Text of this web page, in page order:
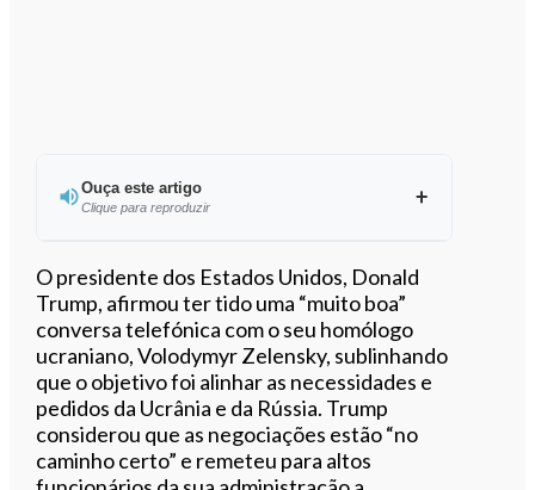
Ouça este artigo
Clique para reproduzir
Ouvir este artigo
O presidente dos Estados Unidos, Donald
Trump, afirmou ter tido uma “muito boa”
conversa telefónica com o seu homólogo
ucraniano, Volodymyr Zelensky, sublinhando
que o objetivo foi alinhar as necessidades e
pedidos da Ucrânia e da Rússia. Trump
considerou que as negociações estão “no
caminho certo” e remeteu para altos